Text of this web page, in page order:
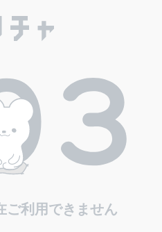
ご利用できません